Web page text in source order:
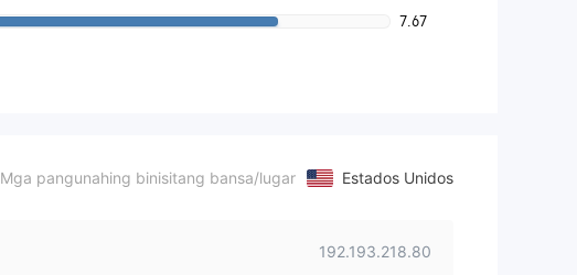
7.67
Mga pangunahing binisitang bansa/lugar Estados Unidos
192.193.218.80